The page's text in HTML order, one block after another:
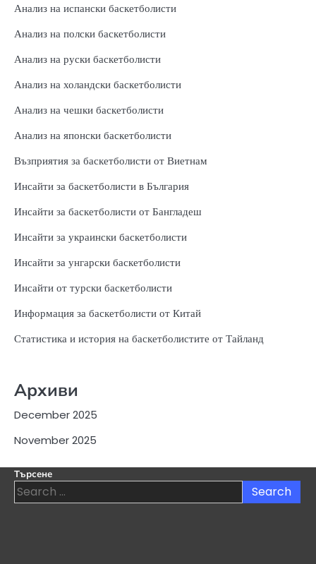
Анализ на испански баскетболисти
Анализ на полски баскетболисти
Анализ на руски баскетболисти
Анализ на холандски баскетболисти
Анализ на чешки баскетболисти
Анализ на японски баскетболисти
Възприятия за баскетболисти от Виетнам
Инсайти за баскетболисти в България
Инсайти за баскетболисти от Бангладеш
Инсайти за украински баскетболисти
Инсайти за унгарски баскетболисти
Инсайти от турски баскетболисти
Информация за баскетболисти от Китай
Статистика и история на баскетболистите от Тайланд
Архиви
December 2025
November 2025
Търсене
Search
for: